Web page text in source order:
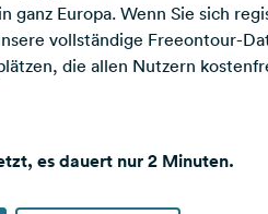
ganz Europa. Wenn Sie sich
vollständige Freeontour-
die allen Nutzern
es dauert nur 2 Minuten.